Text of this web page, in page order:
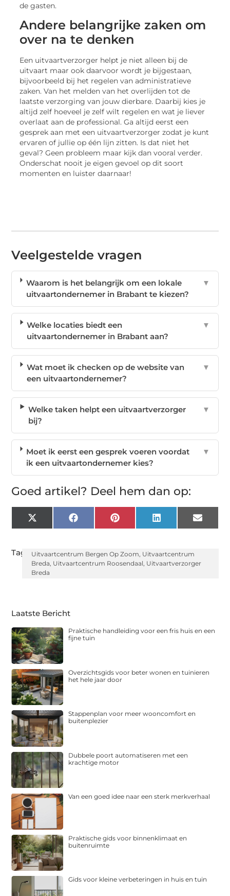
de gasten.
Andere belangrijke zaken om
over na te denken
Een uitvaartverzorger helpt je niet alleen bij de
uitvaart maar ook daarvoor wordt je bijgestaan,
bijvoorbeeld bij het regelen van administratieve
zaken. Van het melden van het overlijden tot de
laatste verzorging van jouw dierbare. Daarbij kies je
altijd zelf hoeveel je zelf wilt regelen en wat je liever
overlaat aan de professional. Ga altijd eerst een
gesprek aan met een uitvaartverzorger zodat je kunt
ervaren of jullie op één lijn zitten. Is dat niet het
geval? Geen probleem maar kijk dan vooral verder.
Onderschat nooit je eigen gevoel op dit soort
momenten en luister daarnaar!
Veelgestelde vragen
Waarom is het belangrijk om een lokale
uitvaartondernemer in Brabant te kiezen?
▼
Welke locaties biedt een
uitvaartondernemer in Brabant aan?
▼
Wat moet ik checken op de website van
een uitvaartondernemer?
▼
Welke taken helpt een uitvaartverzorger
bij?
▼
Moet ik eerst een gesprek voeren voordat
ik een uitvaartondernemer kies?
▼
Goed artikel? Deel hem dan op:
X
(Twitter)
FacebookPinterest LinkedIn Email
Tags: Uitvaartcentrum Bergen Op Zoom, Uitvaartcentrum
Breda, Uitvaartcentrum Roosendaal, Uitvaartverzorger
Breda
Laatste Bericht
Praktische handleiding voor een fris huis en een
fijne tuin
Overzichtsgids voor beter wonen en tuinieren
het hele jaar door
Stappenplan voor meer wooncomfort en
buitenplezier
Dubbele poort automatiseren met een
krachtige motor
Van een goed idee naar een sterk merkverhaal
Praktische gids voor binnenklimaat en
buitenruimte
Gids voor kleine verbeteringen in huis en tuin